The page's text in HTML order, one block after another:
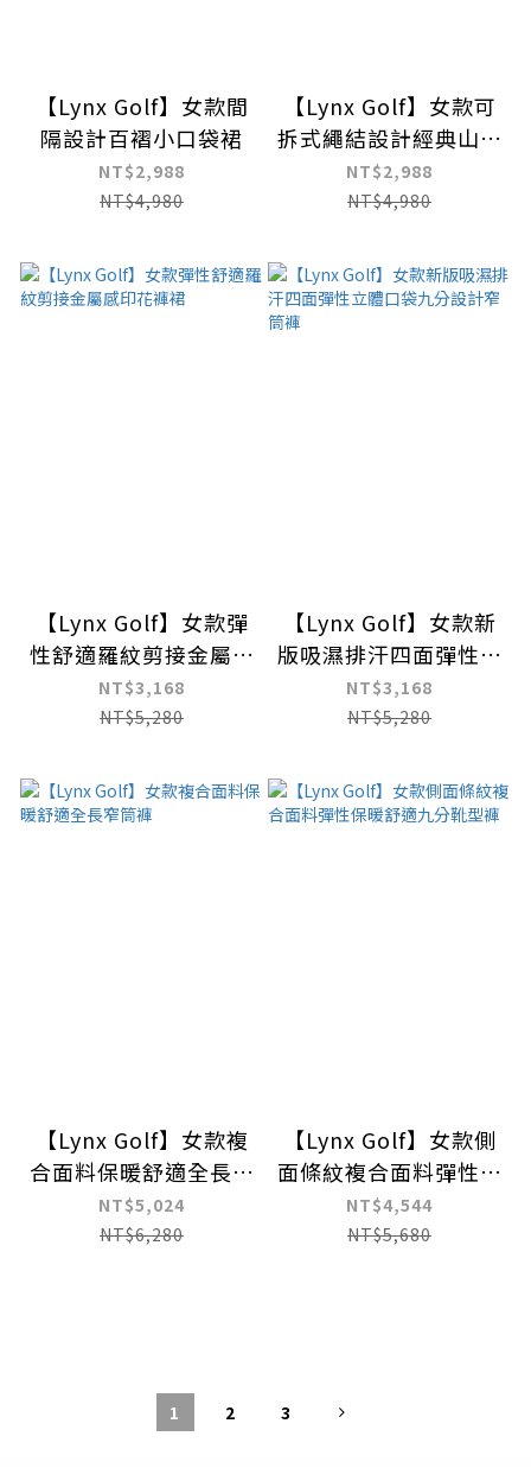
【Lynx Golf】女款間
隔設計百褶小口袋裙
NT$2,988
NT$4,980
【Lynx Golf】女款可
拆式繩結設計經典山貓
貓頭印花LOGO百褶裙
NT$2,988
NT$4,980
【Lynx Golf】女款彈
性舒適羅紋剪接金屬感
印花褲裙
NT$3,168
NT$5,280
【Lynx Golf】女款新
版吸濕排汗四面彈性立
體口袋九分設計窄筒褲
NT$3,168
NT$5,280
【Lynx Golf】女款複
合面料保暖舒適全長窄
筒褲
NT$5,024
NT$6,280
【Lynx Golf】女款側
面條紋複合面料彈性保
暖舒適九分靴型褲
NT$4,544
NT$5,680
1 2 3